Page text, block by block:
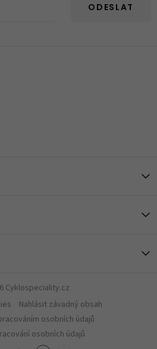
ODESLAT
Cyklospeciality.cz
Nahlásit závadný obsah
osobních údajů
osobních údajů